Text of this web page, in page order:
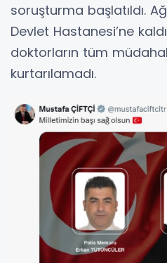
soruşturma başlatıldı.
Devlet Hastanesi’ne
doktorların tüm
kurtarılamadı.